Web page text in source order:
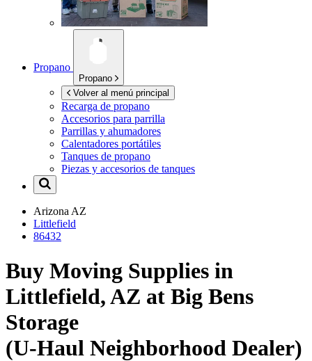
Propano
Propano
Volver al menú principal
Recarga de propano
Accesorios para parrilla
Parrillas y ahumadores
Calentadores portátiles
Tanques de propano
Piezas y accesorios de tanques
Arizona AZ
Littlefield
86432
Buy Moving Supplies in
Littlefield, AZ at Big Bens
Storage
(U-Haul Neighborhood Dealer)